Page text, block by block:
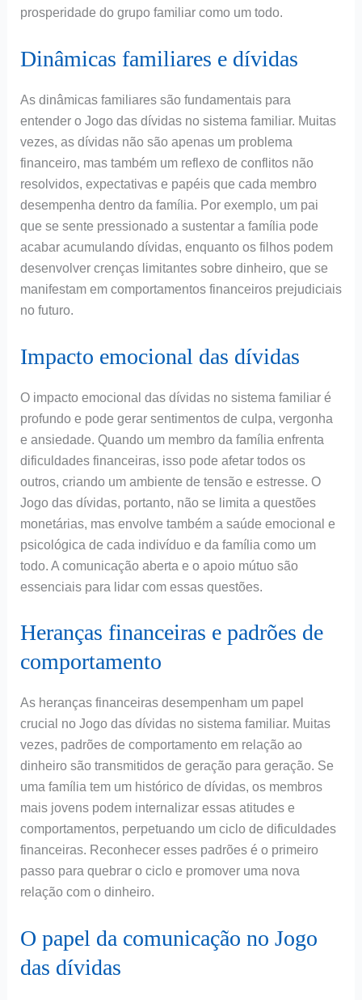
prosperidade do grupo familiar como um todo.
Dinâmicas familiares e dívidas
As dinâmicas familiares são fundamentais para
entender o Jogo das dívidas no sistema familiar. Muitas
vezes, as dívidas não são apenas um problema
financeiro, mas também um reflexo de conflitos não
resolvidos, expectativas e papéis que cada membro
desempenha dentro da família. Por exemplo, um pai
que se sente pressionado a sustentar a família pode
acabar acumulando dívidas, enquanto os filhos podem
desenvolver crenças limitantes sobre dinheiro, que se
manifestam em comportamentos financeiros prejudiciais
no futuro.
Impacto emocional das dívidas
O impacto emocional das dívidas no sistema familiar é
profundo e pode gerar sentimentos de culpa, vergonha
e ansiedade. Quando um membro da família enfrenta
dificuldades financeiras, isso pode afetar todos os
outros, criando um ambiente de tensão e estresse. O
Jogo das dívidas, portanto, não se limita a questões
monetárias, mas envolve também a saúde emocional e
psicológica de cada indivíduo e da família como um
todo. A comunicação aberta e o apoio mútuo são
essenciais para lidar com essas questões.
Heranças financeiras e padrões de
comportamento
As heranças financeiras desempenham um papel
crucial no Jogo das dívidas no sistema familiar. Muitas
vezes, padrões de comportamento em relação ao
dinheiro são transmitidos de geração para geração. Se
uma família tem um histórico de dívidas, os membros
mais jovens podem internalizar essas atitudes e
comportamentos, perpetuando um ciclo de dificuldades
financeiras. Reconhecer esses padrões é o primeiro
passo para quebrar o ciclo e promover uma nova
relação com o dinheiro.
O papel da comunicação no Jogo
das dívidas